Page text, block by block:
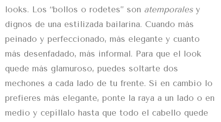
looks. Los “bollos o rodetes” son atemporales y
dignos de una estilizada bailarina. Cuando más
peinado y perfeccionado, más elegante y cuanto
más desenfadado, más informal. Para que el look
quede más glamuroso, puedes soltarte dos
mechones a cada lado de tu frente. Si en cambio lo
prefieres más elegante, ponte la raya a un lado o en
medio y cepíllalo hasta que todo el cabello quede